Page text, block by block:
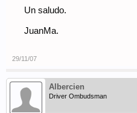
Un saludo.
JuanMa.
29/11/07
Albercien
Driver Ombudsman